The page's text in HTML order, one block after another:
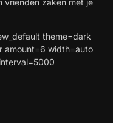
vrienden zaken met je
theme=dark
amount=6 width=auto